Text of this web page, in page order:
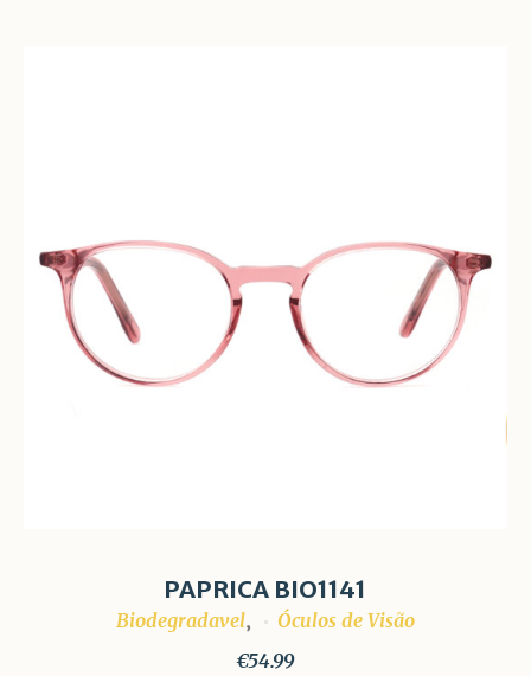
PAPRICA BIO1141
Biodegradavel,
Óculos de Visão
€54.99